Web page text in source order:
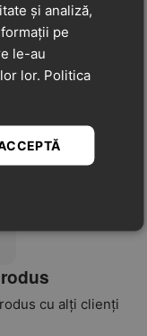
late
de la picioare
cu alți clienți
și analiză,
pe
le-au
lor. Politica